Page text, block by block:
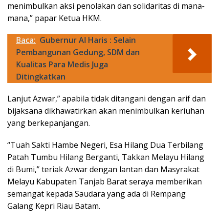
menimbulkan aksi penolakan dan solidaritas di mana-
mana,” papar Ketua HKM.
Baca: Gubernur Al Haris : Selain
Pembangunan Gedung, SDM dan
Kualitas Para Medis Juga
Ditingkatkan
Lanjut Azwar,” apabila tidak ditangani dengan arif dan
bijaksana dikhawatirkan akan menimbulkan keriuhan
yang berkepanjangan.
“Tuah Sakti Hambe Negeri, Esa Hilang Dua Terbilang
Patah Tumbu Hilang Berganti, Takkan Melayu Hilang
di Bumi,” teriak Azwar dengan lantan dan Masyrakat
Melayu Kabupaten Tanjab Barat seraya memberikan
semangat kepada Saudara yang ada di Rempang
Galang Kepri Riau Batam.